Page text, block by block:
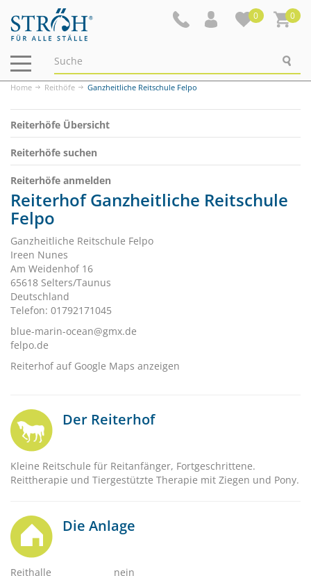
0 0
Navigation
ein-/ausblenden
Home Reithöfe Ganzheitliche Reitschule Felpo
Reiterhöfe Übersicht
Reiterhöfe suchen
Reiterhöfe anmelden
Reiterhof Ganzheitliche Reitschule
Felpo
Ganzheitliche Reitschule Felpo
Ireen Nunes
Am Weidenhof 16
65618 Selters/Taunus
Deutschland
Telefon: 01792171045
blue-marin-ocean@gmx.de
felpo.de
Reiterhof auf Google Maps anzeigen
Der Reiterhof
Kleine Reitschule für Reitanfänger, Fortgeschrittene.
Reittherapie und Tiergestützte Therapie mit Ziegen und Pony.
Die Anlage
Reithalle
nein